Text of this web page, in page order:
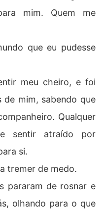
mim. Quem me
que eu pudesse
meu cheiro, e foi
mim, sabendo que
Qualquer
sentir atraído por
si.
tremer de medo.
pararam de rosnar e
olhando para o que